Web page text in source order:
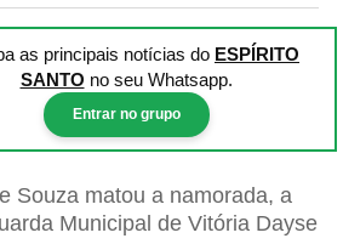
as principais notícias do ESPÍRITO
SANTO no seu Whatsapp.
Entrar no grupo